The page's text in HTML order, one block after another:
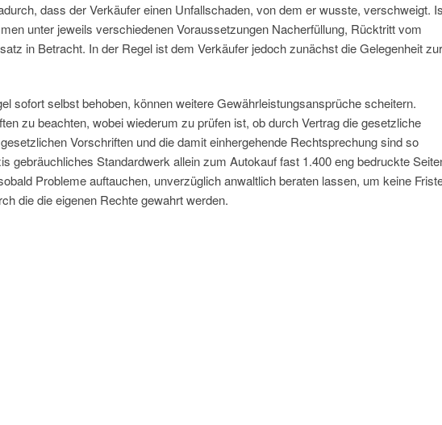
dass der Verkäufer einen Unfallschaden, von dem er wusste, verschweigt.
unter jeweils verschiedenen Voraussetzungen Nacherfüllung, Rücktritt vom
in Betracht. In der Regel ist dem Verkäufer jedoch zunächst die Gelegenheit zur
sofort selbst behoben, können weitere Gewährleistungsansprüche scheitern.
zu beachten, wobei wiederum zu prüfen ist, ob durch Vertrag die gesetzliche
Vorschriften und die damit einhergehende Rechtsprechung sind so
gebräuchliches Standardwerk allein zum Autokauf fast 1.400 eng bedruckte
Probleme auftauchen, unverzüglich anwaltlich beraten lassen, um keine
die die eigenen Rechte gewahrt werden.